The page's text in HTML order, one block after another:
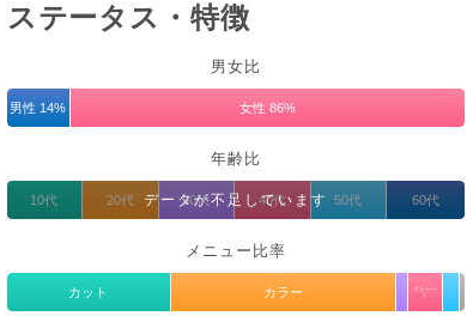
ステータス・特徴
男女比
男性 14% 女性 86%
年齢比
データが不足しています
10代 20代 30代 40代 50代 60代
メニュー比率
カット カラー
ストレー
ト